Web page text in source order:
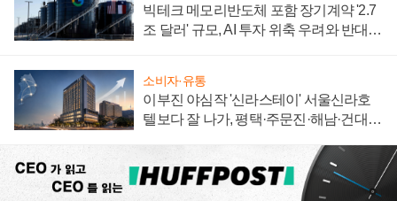
빅테크 메모리반도체 포함 장기계약 '2.7
조 달러' 규모, AI 투자 위축 우려와 반대
소비자·유통
이부진 야심작 '신라스테이' 서울신라호
텔보다 잘 나가, 평택·주문진·해남·건대로